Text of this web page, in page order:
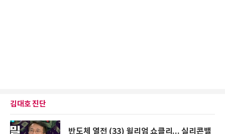
김대호 진단
반도체 열전 (33) 윌리엄 쇼클리... 실리콘밸